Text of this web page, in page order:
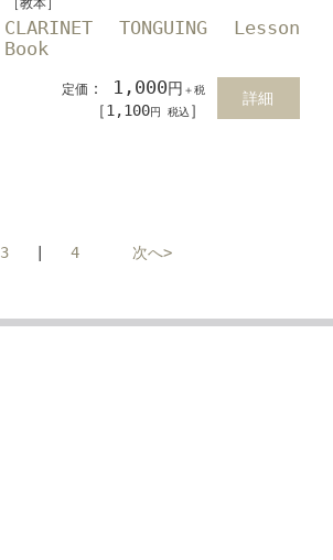
CLARINET TONGUING Lesson
Book
定価 ： 1,000円 ＋税
［1,100円 税込 ］
詳細
3| 4 次へ>